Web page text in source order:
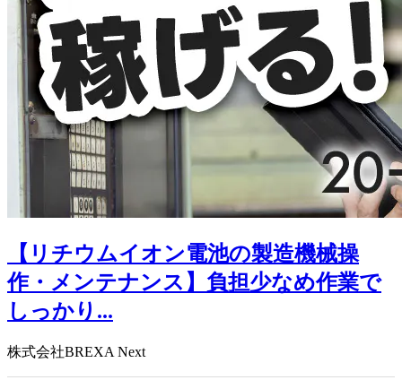
【リチウムイオン電池の製造機械操
作・メンテナンス】負担少なめ作業で
しっかり...
株式会社BREXA Next